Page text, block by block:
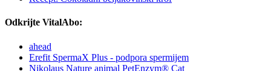
Odkrijte VitalAbo:
ahead
Erefit SpermaX Plus - podpora spermijem
Nikolaus Nature animal PetEnzym® Cat